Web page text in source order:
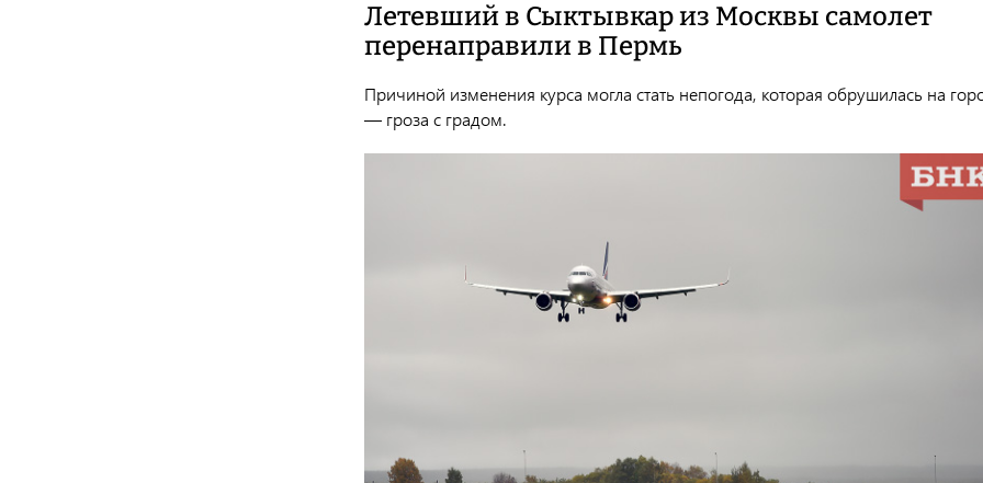
Летевший в Сыктывкар из Москвы самолет
перенаправили в Пермь
Причиной изменения курса могла стать непогода, которая обрушилась на
— гроза с градом.